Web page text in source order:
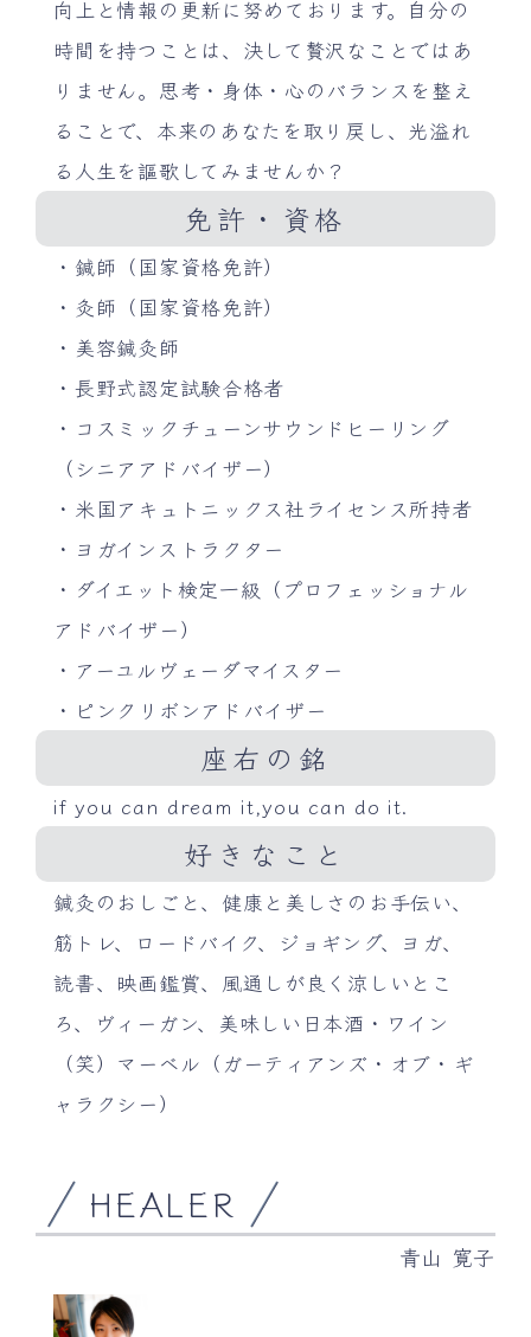
向上と情報の更新に努めております。自分の
時間を持つことは、決して贅沢なことではあ
りません。思考・身体・心のバランスを整え
ることで、本来のあなたを取り戻し、光溢れ
る人生を謳歌してみませんか？
免許・資格
・鍼師（国家資格免許）
・灸師（国家資格免許）
・美容鍼灸師
・長野式認定試験合格者
・コスミックチューンサウンドヒーリング
（シニアアドバイザー）
・米国アキュトニックス社ライセンス所持者
・ヨガインストラクター
・ダイエット検定一級（プロフェッショナル
アドバイザー）
・アーユルヴェーダマイスター
・ピンクリボンアドバイザー
座右の銘
if you can dream it,you can do it.
好きなこと
鍼灸のおしごと、健康と美しさのお手伝い、
筋トレ、ロードバイク、ジョギング、ヨガ、
読書、映画鑑賞、風通しが良く涼しいとこ
ろ、ヴィーガン、美味しい日本酒・ワイン
（笑）マーベル（ガーティアンズ・オブ・ギ
ャラクシー）
HEALER
青山 寛子